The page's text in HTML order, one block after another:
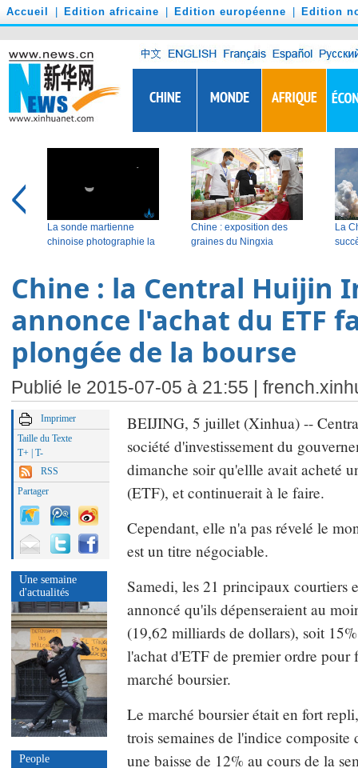
Accueil Edition africaine Edition européenne Edition
Chine : la Central Huijin
annonce l'achat du ETF
plongée de la bourse
Publié le 2015-07-05 à 21:55 |
Imprimer
Taille du Texte
T+ T-
RSS
Partager
Une semaine
d'actualités
People
BEIJING, 5 juillet (Xinhua) --
société d'investissement du
dimanche soir qu'ellle avait acheté
(ETF), et continuerait à le faire.
Cependant, elle n'a pas révelé le
est un titre négociable.
Samedi, les 21 principaux courtiers
annoncé qu'ils dépenseraient au
(19,62 milliards de dollars), soit
l'achat d'ETF de premier ordre pour
marché boursier.
Le marché boursier était en fort
trois semaines de l'indice composite
une baisse de 12% au cours de la